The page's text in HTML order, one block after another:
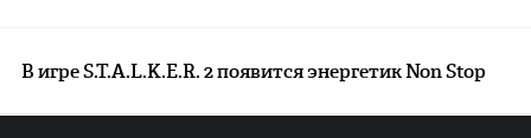
В игре S.T.A.L.K.E.R. 2 появится энергетик Non Stop